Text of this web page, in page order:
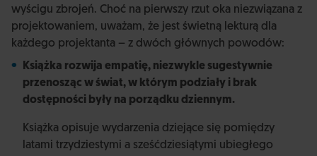
wyścigu zbrojeń. Choć na pierwszy rzut oka niezwiązana z
projektowaniem, uważam, że jest świetną lekturą dla
każdego projektanta – z dwóch głównych powodów:
Książka rozwija empatię, niezwykle sugestywnie
przenosząc w świat, w którym podziały i brak
dostępności były na porządku dziennym.
Książka opisuje wydarzenia dziejące się pomiędzy
latami trzydziestymi a sześćdziesiątymi ubiegłego